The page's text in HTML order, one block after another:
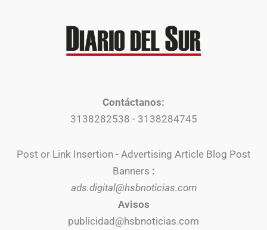
Contáctanos:
3138282538 - 3138284745
Post or Link Insertion - Advertising Article Blog Post
Banners :
ads.digital@hsbnoticias.com
Avisos
publicidad@hsbnoticias.com